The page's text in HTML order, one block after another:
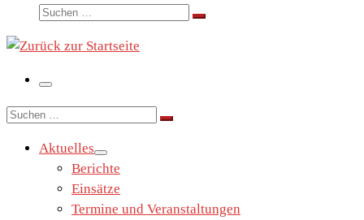
Suche
Suchen …
Menü
Suche
Suchen …
Aktuelles
Berichte
Einsätze
Termine und Veranstaltungen